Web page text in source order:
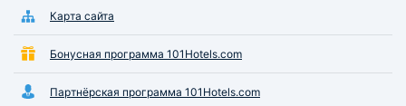
Карта сайта
Бонусная программа 101Hotels.com
Партнёрская программа 101Hotels.com